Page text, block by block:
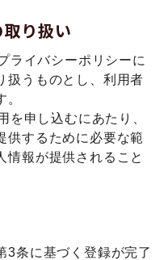
り扱い
ライバシーポリシーに
扱うものとし、利用者
を申し込むにあたり、
供するために必要な範
情報が提供されること
3条に基づく登録が完了